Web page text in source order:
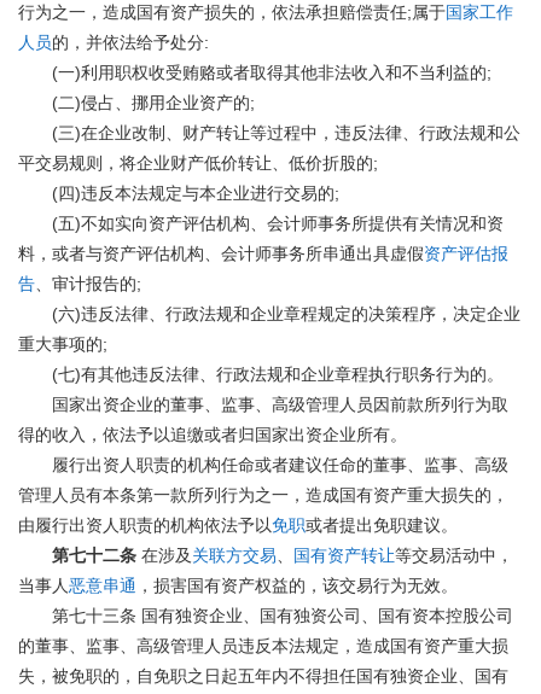
行为之一，造成国有资产损失的，依法承担赔偿责任; 属于国家工作
人员的，并依法给予处分:
(一)利用职权收受贿赂或者取得其他非法收入和不当利益的;
(二)侵占、挪用企业资产的;
(三)在企业改制、财产转让等过程中，违反法律、行政法规和公
平交易规则，将企业财产低价转让、低价折股的;
(四)违反本法规定与本企业进行交易的;
(五)不如实向资产评估机构、会计师事务所提供有关情况和资
料，或者与资产评估机构、会计师事务所串通出具虚假资产评估报
告 、审计报告的;
(六)违反法律、行政法规和企业章程规定的决策程序，决定企业
重大事项的;
(七)有其他违反法律、行政法规和企业章程执行职务行为的。
国家出资企业的董事、监事、高级管理人员因前款所列行为取
得的收入，依法予以追缴或者归国家出资企业所有。
履行出资人职责的机构任命或者建议任命的董事、监事、高级
管理人员有本条第一款所列行为之一，造成国有资产重大损失的，
由履行出资人职责的机构依法予以免职或者提出免职建议。
第七十二条 在涉及 关联方交易 国有资产转让等交易活动中，
当事人 恶意串通 ，损害国有资产权益的，该交易行为无效。
第七十三条 国有独资企业、国有独资公司、国有资本控股公司
的董事、监事、高级管理人员违反本法规定，造成国有资产重大损
失，被免职的，自免职之日起五年内不得担任国有独资企业、国有